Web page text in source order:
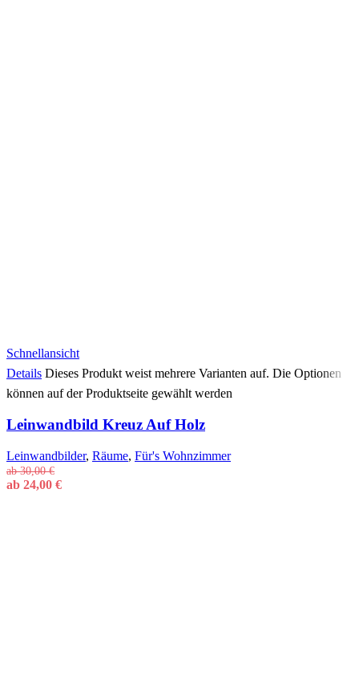
Schnellansicht
Details Dieses Produkt weist mehrere Varianten auf. Die Optionen
können auf der Produktseite gewählt werden
Leinwandbild Kreuz Auf Holz
Leinwandbilder, Räume, Für's Wohnzimmer
ab30,00€
ab 24,00 €